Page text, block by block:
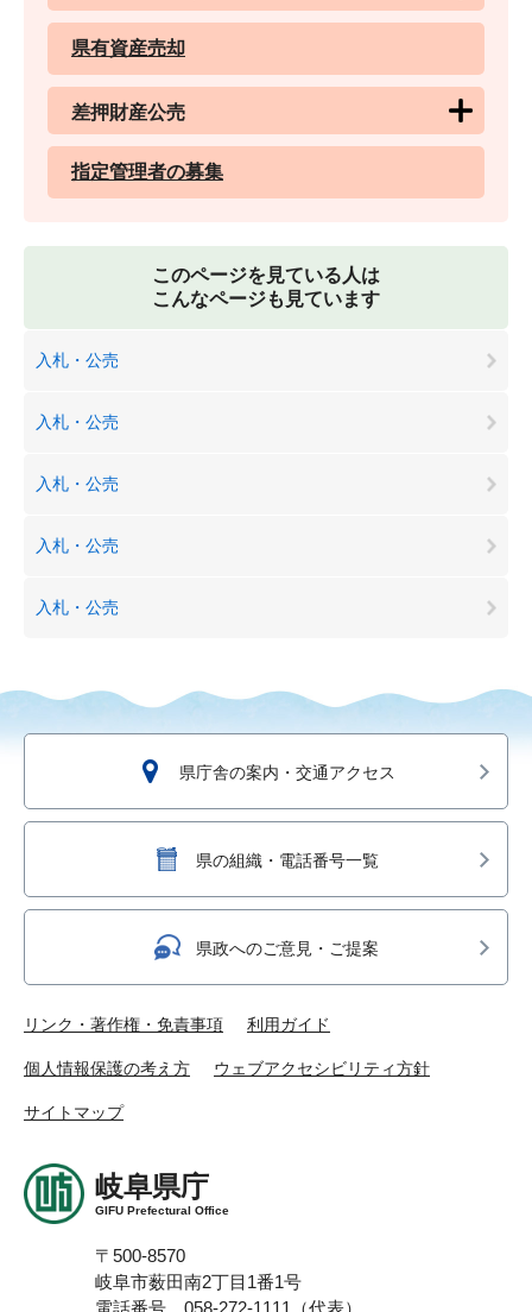
県有資産売却
差押財産公売
指定管理者の募集
このページを見ている人は
こんなページも見ています
入札・公売
入札・公売
入札・公売
入札・公売
入札・公売
県庁舎の案内・交通アクセス
県の組織・電話番号一覧
県政へのご意見・ご提案
リンク・著作権・免責事項 利用ガイド
個人情報保護の考え方 ウェブアクセシビリティ方針
サイトマップ
岐阜県庁
GIFU Prefectural Office
〒500-8570
岐阜市薮田南2丁目1番1号
電話番号 058-272-1111（代表）